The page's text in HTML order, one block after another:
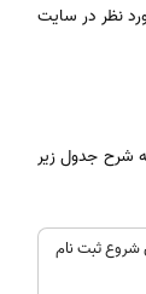
نظر در سایت
خرداد و تیر 99 از 10 خرداد به شرح جدول زیر
شروع ثبت نام